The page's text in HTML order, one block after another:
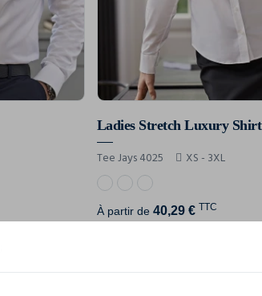
Ladies Stretch Luxury Shirt
Tee Jays 4025 XS - 3XL
À partir de 40,29 € TTC
Affichage de 12 résultats sur 81